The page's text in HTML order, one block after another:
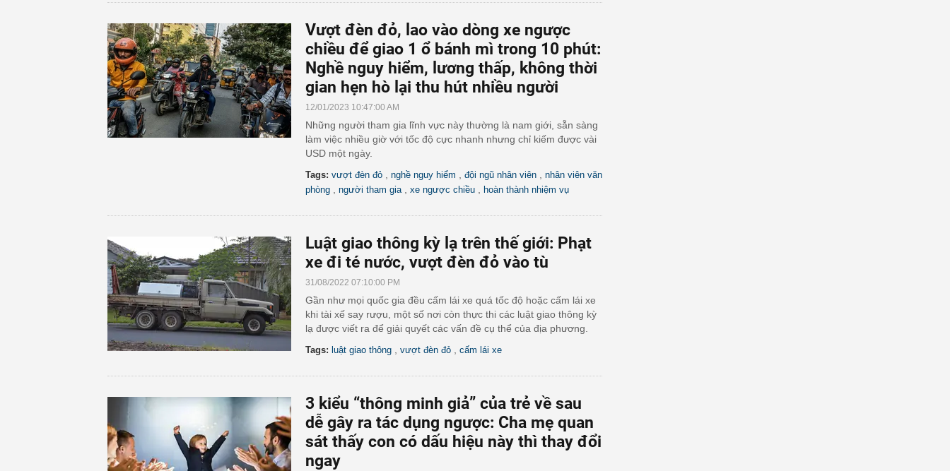
Vượt đèn đỏ, lao vào dòng xe ngược
chiều để giao 1 ổ bánh mì trong 10 phút:
Nghề nguy hiểm, lương thấp, không thời
gian hẹn hò lại thu hút nhiều người
12/01/2023 10:47:00 AM
Những người tham gia lĩnh vực này thường là nam giới, sẵn sàng
làm việc nhiều giờ với tốc độ cực nhanh nhưng chỉ kiếm được vài
USD một ngày.
Tags: vượt đèn đỏ nghề nguy hiểm đội ngũ nhân viên
nhân viên văn
phòng
người tham gia xe ngược chiều hoàn thành nhiệm vụ
Luật giao thông kỳ lạ trên thế giới: Phạt
xe đi té nước, vượt đèn đỏ vào tù
31/08/2022 07:10:00 PM
Gần như mọi quốc gia đều cấm lái xe quá tốc độ hoặc cấm lái xe
khi tài xế say rượu, một số nơi còn thực thi các luật giao thông kỳ
lạ được viết ra để giải quyết các vấn đề cụ thể của địa phương.
Tags: luật giao thông vượt đèn đỏ cấm lái xe
3 kiểu “thông minh giả” của trẻ về sau
dễ gây ra tác dụng ngược: Cha mẹ quan
sát thấy con có dấu hiệu này thì thay đổi
ngay